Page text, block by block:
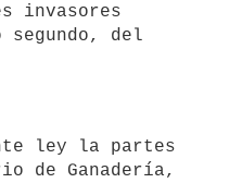
invasores
del
de Ganadería,